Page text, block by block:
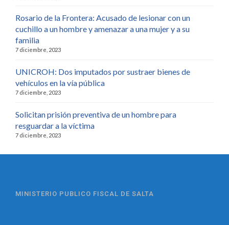
Rosario de la Frontera: Acusado de lesionar con un
cuchillo a un hombre y amenazar a una mujer y a su
familia
7 diciembre, 2023
UNICROH: Dos imputados por sustraer bienes de
vehículos en la vía pública
7 diciembre, 2023
Solicitan prisión preventiva de un hombre para
resguardar a la víctima
7 diciembre, 2023
MINISTERIO PUBLICO FISCAL DE SALTA